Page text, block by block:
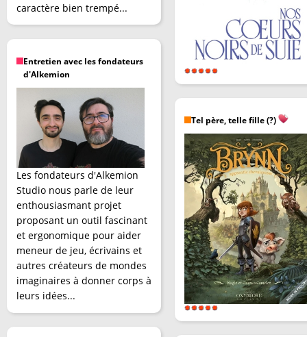
caractère bien trempé...
Entretien avec les fondateurs
d'Alkemion
Les fondateurs d'Alkemion
Studio nous parle de leur
enthousiasmant projet
proposant un outil fascinant
et ergonomique pour aider
meneur de jeu, écrivains et
autres créateurs de mondes
imaginaires à donner corps à
leurs idées...
Tel père, telle fille (?)